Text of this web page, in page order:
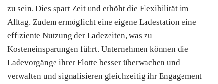
zu sein. Dies spart Zeit und erhöht die Flexibilität im
Alltag. Zudem ermöglicht eine eigene Ladestation eine
effiziente Nutzung der Ladezeiten, was zu
Kosteneinsparungen führt. Unternehmen können die
Ladevorgänge ihrer Flotte besser überwachen und
verwalten und signalisieren gleichzeitig ihr Engagement